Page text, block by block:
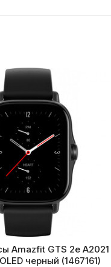
Amazfit GTS 2e A2021
черный (1467161)